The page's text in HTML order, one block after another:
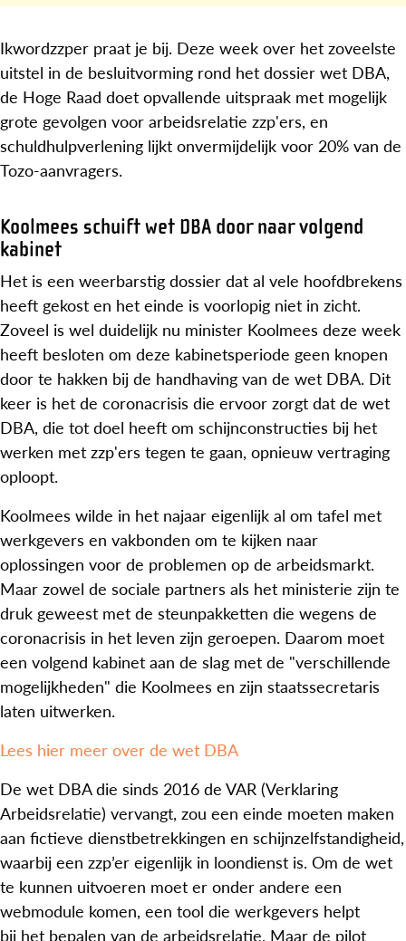
Ikwordzzper praat je bij. Deze week over het zoveelste
uitstel in de besluitvorming rond het dossier wet DBA,
de Hoge Raad doet opvallende uitspraak met mogelijk
grote gevolgen voor arbeidsrelatie zzp'ers, en
schuldhulpverlening lijkt onvermijdelijk voor 20% van de
Tozo-aanvragers.
Koolmees schuift wet DBA door naar volgend
kabinet
Het is een weerbarstig dossier dat al vele hoofdbrekens
heeft gekost en het einde is voorlopig niet in zicht.
Zoveel is wel duidelijk nu minister Koolmees deze week
heeft besloten om deze kabinetsperiode geen knopen
door te hakken bij de handhaving van de wet DBA. Dit
keer is het de coronacrisis die ervoor zorgt dat de wet
DBA, die tot doel heeft om schijnconstructies bij het
werken met zzp'ers tegen te gaan, opnieuw vertraging
oploopt.
Koolmees wilde in het najaar eigenlijk al om tafel met
werkgevers en vakbonden om te kijken naar
oplossingen voor de problemen op de arbeidsmarkt.
Maar zowel de sociale partners als het ministerie zijn te
druk geweest met de steunpakketten die wegens de
coronacrisis in het leven zijn geroepen. Daarom moet
een volgend kabinet aan de slag met de "verschillende
mogelijkheden" die Koolmees en zijn staatssecretaris
laten uitwerken.
Lees hier meer over de wet DBA
De wet DBA die sinds 2016 de VAR (Verklaring
Arbeidsrelatie) vervangt, zou een einde moeten maken
aan fictieve dienstbetrekkingen en schijnzelfstandigheid,
waarbij een zzp’er eigenlijk in loondienst is. Om de wet
te kunnen uitvoeren moet er onder andere een
webmodule komen, een tool die werkgevers helpt
bij het bepalen van de arbeidsrelatie. Maar de pilot